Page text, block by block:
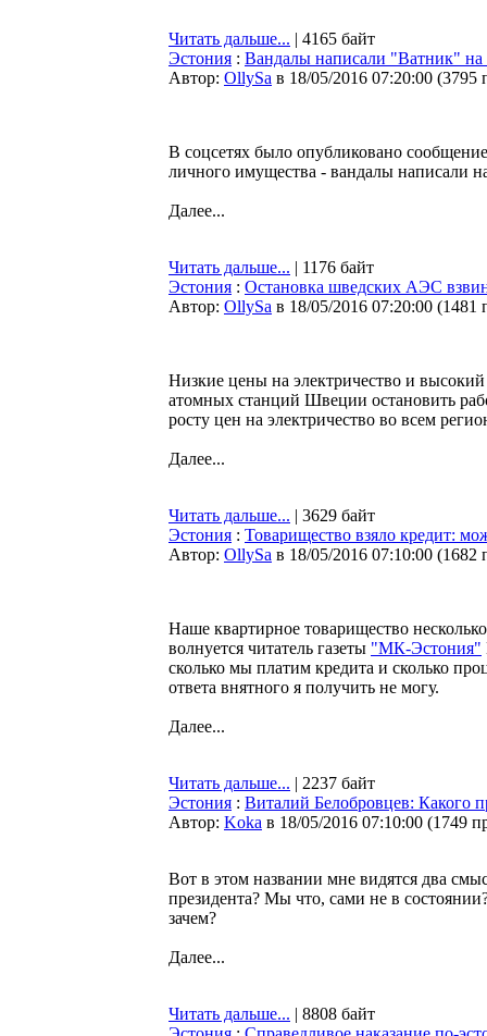
Читать дальше... | 4165 байт
Эстония : Вандалы написали "Ватник" на
Автор: OllySa в 18/05/2016 07:20:00 (3795
В соцсетях было опубликовано
личного имущества - вандалы написали
Далее...
Читать дальше... | 1176 байт
Эстония : Остановка шведских АЭС
Автор: OllySa в 18/05/2016 07:20:00 (1481
Низкие цены на электричество и
атомных станций Швеции остановить
росту цен на электричество во всем
Далее...
Читать дальше... | 3629 байт
Эстония : Товарищество взяло кредит:
Автор: OllySa в 18/05/2016 07:10:00 (1682
Наше квартирное товарищество
волнуется читатель газеты "МК-Эстония"
сколько мы платим кредита и сколько
ответа внятного я получить не могу.
Далее...
Читать дальше... | 2237 байт
Эстония : Виталий Белобровцев: Какого
Автор: Koka в 18/05/2016 07:10:00 (1749
Вот в этом названии мне видятся два
президента? Мы что, сами не в
зачем?
Далее...
Читать дальше... | 8808 байт